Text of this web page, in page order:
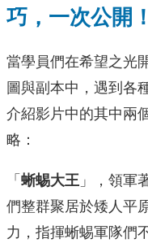
巧，一次公開！
當學員們在希望之光
圖與副本中，遇到各
介紹影片中的其中兩
略：
「 蜥蜴大王 」，領軍
們整群聚居於矮人平
力，指揮蜥蜴軍隊們